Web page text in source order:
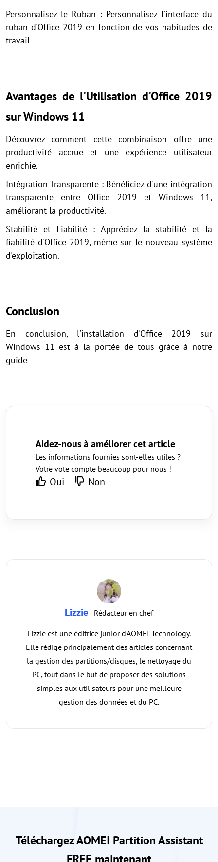
Personnalisez le Ruban : Personnalisez l'interface du
ruban d'Office 2019 en fonction de vos habitudes de
travail.
Avantages de l'Utilisation d'Office 2019
sur Windows 11
Découvrez comment cette combinaison offre une
productivité accrue et une expérience utilisateur
enrichie.
Intégration Transparente : Bénéficiez d'une intégration
transparente entre Office 2019 et Windows 11,
améliorant la productivité.
Stabilité et Fiabilité : Appréciez la stabilité et la
fiabilité d'Office 2019, même sur le nouveau système
d'exploitation.
Conclusion
En conclusion, l'installation d'Office 2019 sur
Windows 11 est à la portée de tous grâce à notre
guide
Aidez-nous à améliorer cet article
Les informations fournies sont-elles utiles ?
Votre vote compte beaucoup pour nous !
Oui Non
Lizzie · Rédacteur en chef
Lizzie est une éditrice junior d'AOMEI Technology.
Elle rédige principalement des articles concernant
la gestion des partitions/disques, le nettoyage du
PC, tout dans le but de proposer des solutions
simples aux utilisateurs pour une meilleure
gestion des données et du PC.
Téléchargez AOMEI Partition Assistant
FREE maintenant